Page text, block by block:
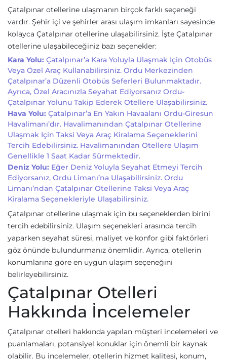
Çatalpınar otellerine ulaşmanın birçok farklı seçeneği
vardır. Şehir içi ve şehirler arası ulaşım imkanları sayesinde
kolayca Çatalpınar otellerine ulaşabilirsiniz. İşte Çatalpınar
otellerine ulaşabileceğiniz bazı seçenekler:
Kara Yolu: Çatalpınar’a Kara Yoluyla Ulaşmak Için Otobüs
Veya Özel Araç Kullanabilirsiniz. Ordu Merkezinden
Çatalpınar’a Düzenli Otobüs Seferleri Bulunmaktadır.
Ayrıca, Özel Aracınızla Seyahat Ediyorsanız Ordu-
Çatalpınar Yolunu Takip Ederek Otellere Ulaşabilirsiniz.
Hava Yolu: Çatalpınar’a En Yakın Havaalanı Ordu-Giresun
Havalimanı’dır. Havalimanından Çatalpınar Otellerine
Ulaşmak Için Taksi Veya Araç Kiralama Seçeneklerini
Tercih Edebilirsiniz. Havalimanından Otellere Ulaşım
Genellikle 1 Saat Kadar Sürmektedir.
Deniz Yolu: Eğer Deniz Yoluyla Seyahat Etmeyi Tercih
Ediyorsanız, Ordu Limanı’na Ulaşabilirsiniz. Ordu
Limanı’ndan Çatalpınar Otellerine Taksi Veya Araç
Kiralama Seçenekleriyle Ulaşabilirsiniz.
Çatalpınar otellerine ulaşmak için bu seçeneklerden birini
tercih edebilirsiniz. Ulaşım seçenekleri arasında tercih
yaparken seyahat süresi, maliyet ve konfor gibi faktörleri
göz önünde bulundurmanız önemlidir. Ayrıca, otellerin
konumlarına göre en uygun ulaşım seçeneğini
belirleyebilirsiniz.
Çatalpınar Otelleri
Hakkında İncelemeler
Çatalpınar otelleri hakkında yapılan müşteri incelemeleri ve
puanlamaları, potansiyel konuklar için önemli bir kaynak
olabilir. Bu incelemeler, otellerin hizmet kalitesi, konum,